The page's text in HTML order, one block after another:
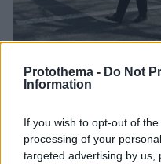
Protothema - Do Not
Information
If you wish to opt-out of
processing of your
targeted advertising by us,
Τελετάρχης της